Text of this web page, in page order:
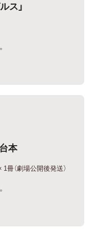
ス」
本
（劇場公開後発送）